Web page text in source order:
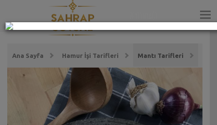
Ana Sayfa Hamur İşi Tarifleri Mantı Tarifleri